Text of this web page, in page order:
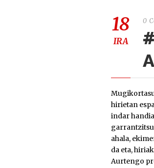
18
IRA
0
hirietan
indar
ahala,
da eta,
Aurtengo